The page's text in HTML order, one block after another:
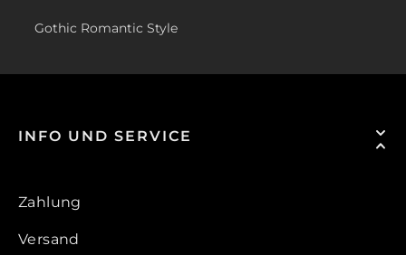
Gothic Romantic Style
INFO UND SERVICE
Zahlung
Versand